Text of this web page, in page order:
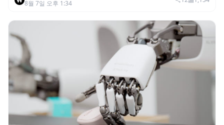
8월 7일 오후 1:34